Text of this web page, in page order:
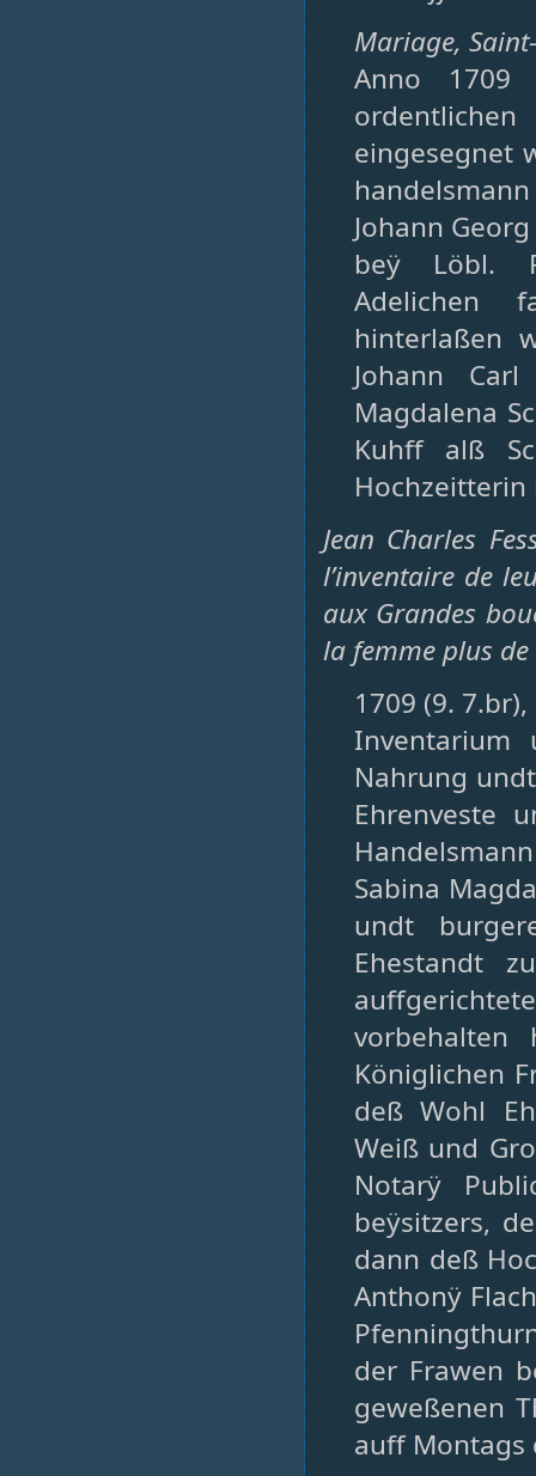
Mariage,
Anno 1709
eingesegnet
Johann
beÿ Löbl.
Adelichen
hinterlaßen
Johann
Magdalena
Kuhff alß
Hochzeitterin
Jean Charles
l’inventaire de
aux Grandes
la femme plus
1709 (9.
Inventarium
Nahrung
Ehrenveste
Sabina
undt
Ehestandt
Königlichen
deß Wohl
Weiß und
Notarÿ
beÿsitzers,
dann deß
Anthonÿ
der Frawen
geweßenen
auff Montags